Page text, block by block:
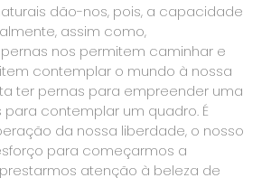
dão-nos, pois, a capacidade
assim como,
nos permitem caminhar e
contemplar o mundo à nossa
ter pernas para empreender uma
contemplar um quadro. É
da nossa liberdade, o nosso
para começarmos a
atenção à beleza de